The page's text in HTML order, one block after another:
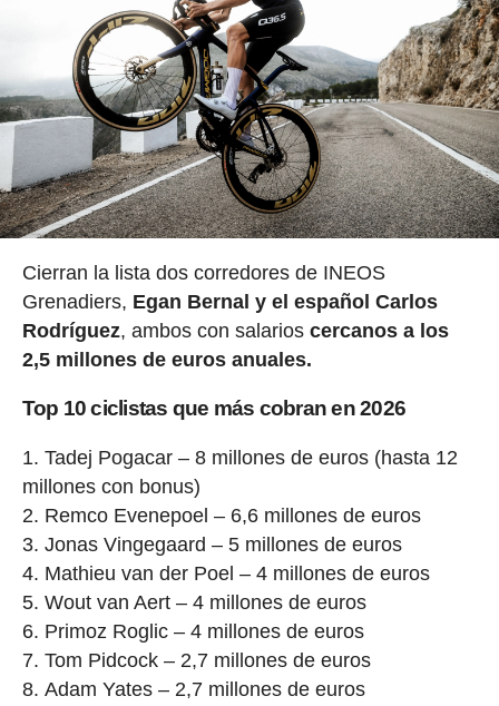
Cierran la lista dos corredores de INEOS
Grenadiers, Egan Bernal y el español Carlos
Rodríguez, ambos con salarios cercanos a los
2,5 millones de euros anuales.
Top 10 ciclistas que más cobran en 2026
Tadej Pogacar – 8 millones de euros (hasta 12
millones con bonus)
Remco Evenepoel – 6,6 millones de euros
Jonas Vingegaard – 5 millones de euros
Mathieu van der Poel – 4 millones de euros
Wout van Aert – 4 millones de euros
Primoz Roglic – 4 millones de euros
Tom Pidcock – 2,7 millones de euros
Adam Yates – 2,7 millones de euros